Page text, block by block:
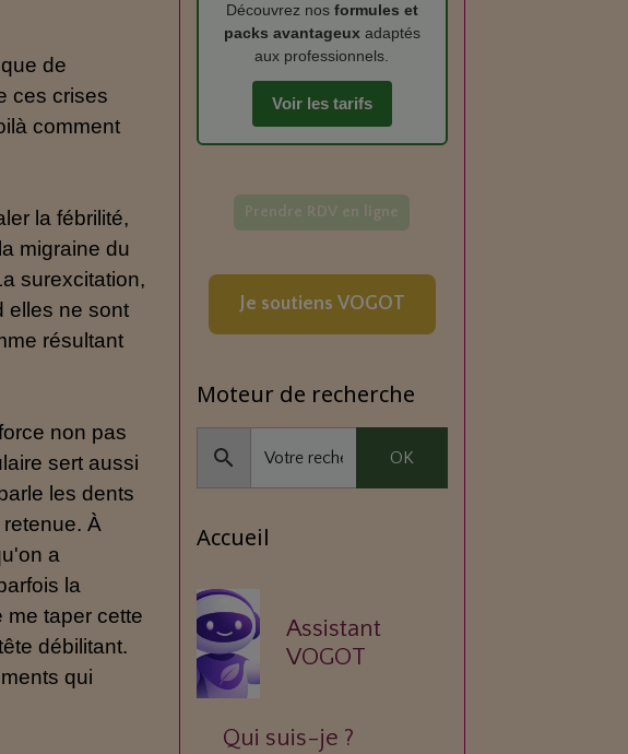
de
ces crises
comment
la fébrilité,
migraine du
surexcitation,
elles ne sont
résultant
non pas
sert aussi
les dents
À
a
la
me taper cette
débilitant.
qui
Découvrez nos formules et
packs avantageuxadaptés
aux professionnels.
Voir les tarifs
Prendre RDV en ligne
Je soutiens VOGOT
Moteur de recherche
OK
Accueil
Assistant
VOGOT
Qui suis-je ?